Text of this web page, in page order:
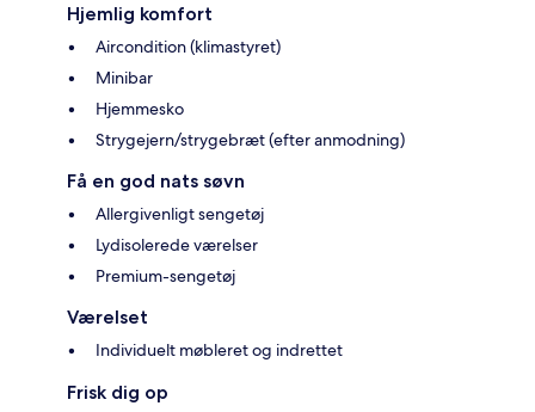
Hjemlig komfort
Aircondition (klimastyret)
Minibar
Hjemmesko
Strygejern/strygebræt (efter anmodning)
Få en god nats søvn
Allergivenligt sengetøj
Lydisolerede værelser
Premium-sengetøj
Værelset
Individuelt møbleret og indrettet
Frisk dig op